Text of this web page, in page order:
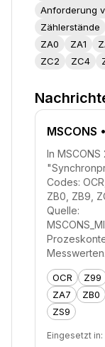
Anforderung
Zählerstände
ZA0
ZA1
ZC2
ZC4
MSCONS
In
Codes:
ZB0, ZB9,
Quelle:
OCR Z99
ZA7
ZB0
ZS9
Eingesetzt in: